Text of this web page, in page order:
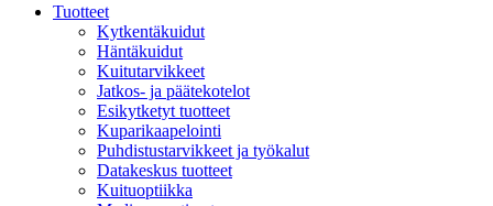
Tuotteet
Kytkentäkuidut
Häntäkuidut
Kuitutarvikkeet
Jatkos- ja päätekotelot
Esikytketyt tuotteet
Kuparikaapelointi
Puhdistustarvikkeet ja työkalut
Datakeskus tuotteet
Kuituoptiikka